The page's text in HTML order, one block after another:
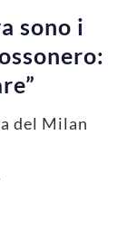
sono i
del Milan